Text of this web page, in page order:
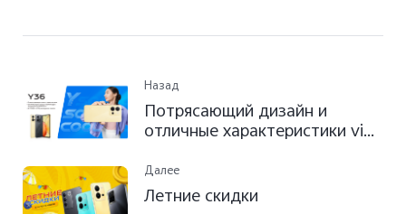
Назад
Потрясающий дизайн и
отличные характеристики vivo
молодежи и искателей
приключений
Далее
Летние скидки